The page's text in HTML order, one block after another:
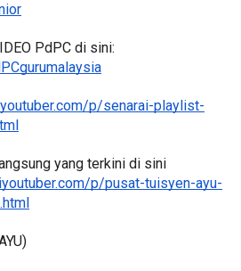
PdPC di sini:
p/senarai-playlist-
yang terkini di sini
p/pusat-tuisyen-ayu-